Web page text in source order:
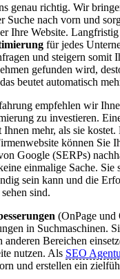
genau richtig. Wir
Suche nach vorn und
Ihre Website.
für jedes
und steigern somit
gefunden wird,
beutet automatisch
empfehlen wir
zu investieren.
Ihnen mehr, als sie
können Sie
Google (SERPs)
einmalige Sache. Sie
sein kann und die
sind.
(OnPage und
in Suchmaschinen.
Bereichen
nutzen. Als SEO
und erstellen ein